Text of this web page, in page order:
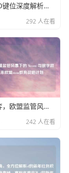
职业CS:GO键位深度解析，从职业哥的设置看顶尖选手的操作逻辑csgo键位说明图片
292 人在看
巨人的博弈，欧盟监管风暴下的 Steam 与数字游戏市场的未来欧盟stem教育战略计划
242 人在看